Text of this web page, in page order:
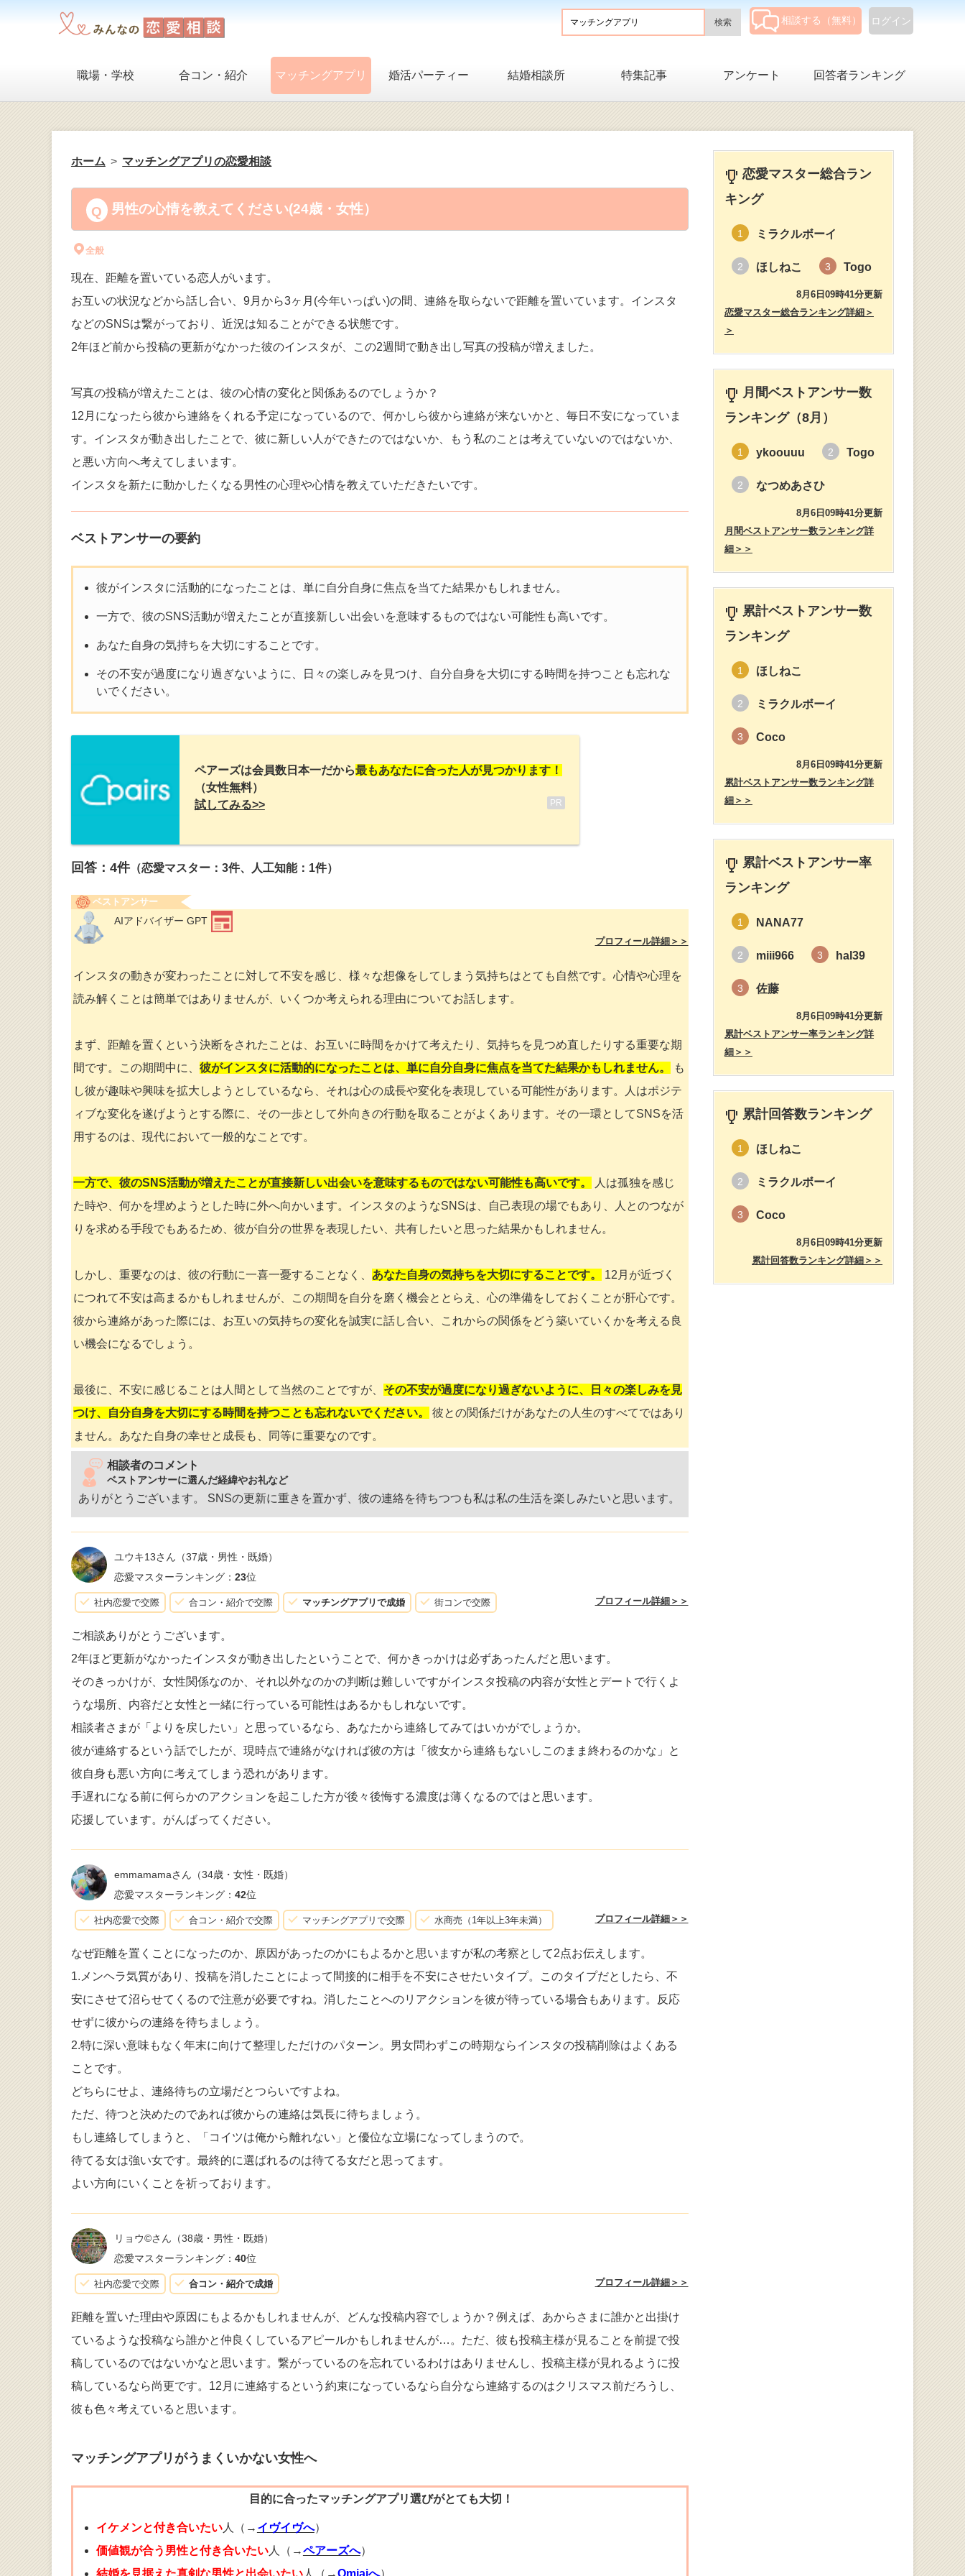
ログイン
相談する（無料）
職場・学校 合コン・紹介 マッチングアプリ 婚活パーティー 結婚相談所 特集記事 アンケート 回答者ランキング
ホーム マッチングアプリの恋愛相談
男性の心情を教えてください(24歳・女性）
全般
現在、距離を置いている恋人がいます。
お互いの状況などから話し合い、9月から3ヶ月(今年いっぱい)の間、連絡を取らないで距離を置いています。インスタ
などのSNSは繋がっており、近況は知ることができる状態です。
2年ほど前から投稿の更新がなかった彼のインスタが、この2週間で動き出し写真の投稿が増えました。
写真の投稿が増えたことは、彼の心情の変化と関係あるのでしょうか？
12月になったら彼から連絡をくれる予定になっているので、何かしら彼から連絡が来ないかと、毎日不安になっていま
す。インスタが動き出したことで、彼に新しい人ができたのではないか、もう私のことは考えていないのではないか、
と悪い方向へ考えてしまいます。
インスタを新たに動かしたくなる男性の心理や心情を教えていただきたいです。
ベストアンサーの要約
彼がインスタに活動的になったことは、単に自分自身に焦点を当てた結果かもしれません。
一方で、彼のSNS活動が増えたことが直接新しい出会いを意味するものではない可能性も高いです。
あなた自身の気持ちを大切にすることです。
その不安が過度になり過ぎないように、日々の楽しみを見つけ、自分自身を大切にする時間を持つことも忘れな
いでください。
ペアーズは会員数日本一だから最もあなたに合った人が見つかります！
（女性無料）
試してみる>>
PR
回答： 4件（恋愛マスター：3件、人工知能：1件）
ベストアンサー
AIアドバイザー GPT
プロフィール詳細＞＞
インスタの動きが変わったことに対して不安を感じ、様々な想像をしてしまう気持ちはとても自然です。心情や心理を
読み解くことは簡単ではありませんが、いくつか考えられる理由についてお話します。
まず、距離を置くという決断をされたことは、お互いに時間をかけて考えたり、気持ちを見つめ直したりする重要な期
間です。この期間中に、 彼がインスタに活動的になったことは、単に自分自身に焦点を当てた結果かもしれません。
も
し彼が趣味や興味を拡大しようとしているなら、それは心の成長や変化を表現している可能性があります。人はポジテ
ィブな変化を遂げようとする際に、その一歩として外向きの行動を取ることがよくあります。その一環としてSNSを活
用するのは、現代において一般的なことです。
一方で、彼のSNS活動が増えたことが直接新しい出会いを意味するものではない可能性も高いです。
人は孤独を感じ
た時や、何かを埋めようとした時に外へ向かいます。インスタのようなSNSは、自己表現の場でもあり、人とのつなが
りを求める手段でもあるため、彼が自分の世界を表現したい、共有したいと思った結果かもしれません。
しかし、重要なのは、彼の行動に一喜一憂することなく、 あなた自身の気持ちを大切にすることです。
12月が近づく
につれて不安は高まるかもしれませんが、この期間を自分を磨く機会ととらえ、心の準備をしておくことが肝心です。
彼から連絡があった際には、お互いの気持ちの変化を誠実に話し合い、これからの関係をどう築いていくかを考える良
い機会になるでしょう。
最後に、不安に感じることは人間として当然のことですが、 その不安が過度になり過ぎないように、日々の楽しみを見
つけ、自分自身を大切にする時間を持つことも忘れないでください。
彼との関係だけがあなたの人生のすべてではあり
ません。あなた自身の幸せと成長も、同等に重要なのです。
相談者のコメント
ベストアンサーに選んだ経緯やお礼など
ありがとうございます。 SNSの更新に重きを置かず、彼の連絡を待ちつつも私は私の生活を楽しみたいと思います。
ユウキ13さん （37歳・男性・既婚）
恋愛マスターランキング： 23位
社内恋愛で交際 合コン・紹介で交際 マッチングアプリで成婚 街コンで交際 プロフィール詳細＞＞
ご相談ありがとうございます。
2年ほど更新がなかったインスタが動き出したということで、何かきっかけは必ずあったんだと思います。
そのきっかけが、女性関係なのか、それ以外なのかの判断は難しいですがインスタ投稿の内容が女性とデートで行くよ
うな場所、内容だと女性と一緒に行っている可能性はあるかもしれないです。
相談者さまが「よりを戻したい」と思っているなら、あなたから連絡してみてはいかがでしょうか。
彼が連絡するという話でしたが、現時点で連絡がなければ彼の方は「彼女から連絡もないしこのまま終わるのかな」と
彼自身も悪い方向に考えてしまう恐れがあります。
手遅れになる前に何らかのアクションを起こした方が後々後悔する濃度は薄くなるのではと思います。
応援しています。がんばってください。
emmamamaさん （34歳・女性・既婚）
恋愛マスターランキング： 42位
社内恋愛で交際 合コン・紹介で交際 マッチングアプリで交際 水商売（1年以上3年未満） プロフィール詳細＞＞
なぜ距離を置くことになったのか、原因があったのかにもよるかと思いますが私の考察として2点お伝えします。
1.メンヘラ気質があり、投稿を消したことによって間接的に相手を不安にさせたいタイプ。このタイプだとしたら、不
安にさせて沼らせてくるので注意が必要ですね。消したことへのリアクションを彼が待っている場合もあります。反応
せずに彼からの連絡を待ちましょう。
2.特に深い意味もなく年末に向けて整理しただけのパターン。男女問わずこの時期ならインスタの投稿削除はよくある
ことです。
どちらにせよ、連絡待ちの立場だとつらいですよね。
ただ、待つと決めたのであれば彼からの連絡は気長に待ちましょう。
もし連絡してしまうと、「コイツは俺から離れない」と優位な立場になってしまうので。
待てる女は強い女です。最終的に選ばれるのは待てる女だと思ってます。
よい方向にいくことを祈っております。
リョウ©️さん （38歳・男性・既婚）
恋愛マスターランキング： 40位
社内恋愛で交際 合コン・紹介で成婚 プロフィール詳細＞＞
距離を置いた理由や原因にもよるかもしれませんが、どんな投稿内容でしょうか？例えば、あからさまに誰かと出掛け
ているような投稿なら誰かと仲良くしているアピールかもしれませんが…。ただ、彼も投稿主様が見ることを前提で投
稿しているのではないかなと思います。繋がっているのを忘れているわけはありませんし、投稿主様が見れるように投
稿しているなら尚更です。12月に連絡するという約束になっているなら自分なら連絡するのはクリスマス前だろうし、
彼も色々考えていると思います。
マッチングアプリがうまくいかない女性へ
目的に合ったマッチングアプリ選びがとても大切！
イケメンと付き合いたい人（→ イヴイヴへ）
価値観が合う男性と付き合いたい人（→ペアーズへ）
結婚を見据えた真剣な男性と出会いたい人（→Omiaiへ）
恋愛マスター総合ラン
キング
1 ミラクルボーイ
2 ほしねこ 3 Togo
8月6日09時41分更新
恋愛マスター総合ランキング詳細＞
＞
月間ベストアンサー数
ランキング（8月）
1 ykoouuu 2 Togo
2 なつめあさひ
8月6日09時41分更新
月間ベストアンサー数ランキング詳
細＞＞
累計ベストアンサー数
ランキング
1 ほしねこ
2 ミラクルボーイ
3 Coco
8月6日09時41分更新
累計ベストアンサー数ランキング詳
細＞＞
累計ベストアンサー率
ランキング
1 NANA77
2 miii966 3 hal39
3 佐藤
8月6日09時41分更新
累計ベストアンサー率ランキング詳
細＞＞
累計回答数ランキング
1 ほしねこ
2 ミラクルボーイ
3 Coco
8月6日09時41分更新
累計回答数ランキング詳細＞＞